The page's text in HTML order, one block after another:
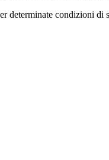
determinate condizioni